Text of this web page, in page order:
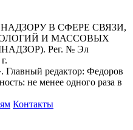
В СФЕРЕ СВЯЗИ,
И МАССОВЫХ
Рег. № Эл
редактор: Федоров
не менее одного раза в
Контакты